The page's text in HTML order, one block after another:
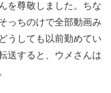
を尊敬しました。ちな
っちのけで全部動画み
うしても以前勤めてい
送すると、ウメさんは